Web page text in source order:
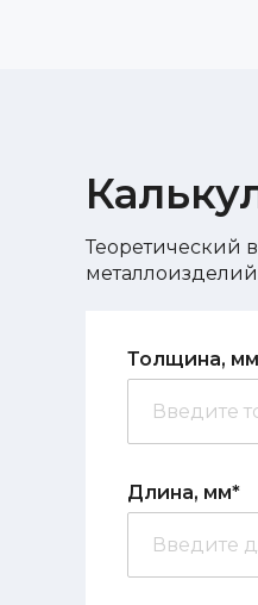
Теоретический
Толщина,
Длина, мм*